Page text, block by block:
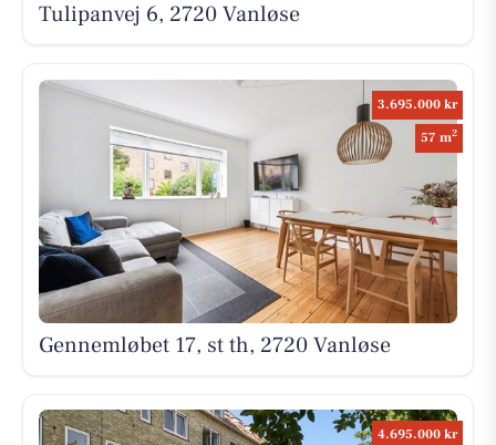
Tulipanvej 6, 2720 Vanløse
3.695.000 kr
57 m2
Gennemløbet 17, st th, 2720 Vanløse
4.695.000 kr